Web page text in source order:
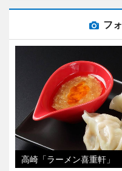
フ
高崎「ラーメン喜重軒」